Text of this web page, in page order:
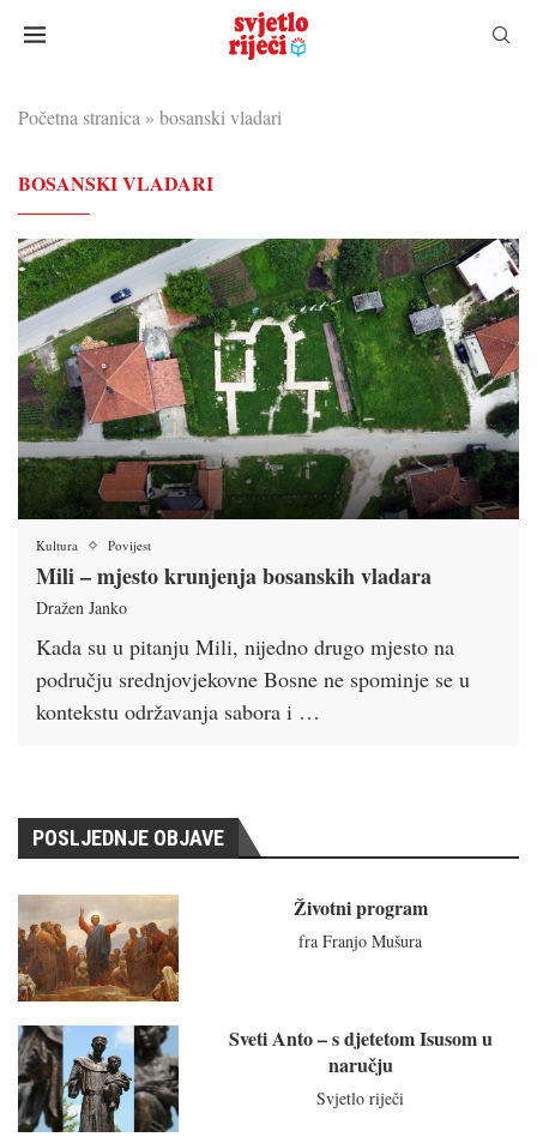
Početna stranica » bosanski vladari
BOSANSKI VLADARI
Kultura Povijest
Mili – mjesto krunjenja bosanskih vladara
Dražen Janko
Kada su u pitanju Mili, nijedno drugo mjesto na
području srednjovjekovne Bosne ne spominje se u
kontekstu održavanja sabora i …
POSLJEDNJE OBJAVE
Životni program
fra Franjo Mušura
Sveti Anto – s djetetom Isusom u
naručju
Svjetlo riječi